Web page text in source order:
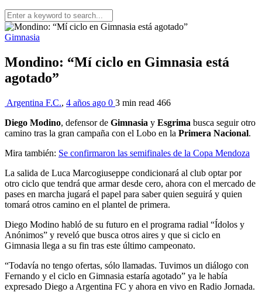
Gimnasia
Mondino: “Mí ciclo en Gimnasia está
agotado”
Argentina F.C., 4 años ago 0 3 min read 466
Diego Modino, defensor de Gimnasia y Esgrima busca seguir otro
camino tras la gran campaña con el Lobo en la Primera Nacional.
Mira también: Se confirmaron las semifinales de la Copa Mendoza
La salida de Luca Marcogiuseppe condicionará al club optar por
otro ciclo que tendrá que armar desde cero, ahora con el mercado de
pases en marcha jugará el papel para saber quien seguirá y quien
tomará otros camino en el plantel de primera.
Diego Modino habló de su futuro en el programa radial “Ídolos y
Anónimos” y reveló que busca otros aires y que si ciclo en
Gimnasia llega a su fin tras este último campeonato.
“Todavía no tengo ofertas, sólo llamadas. Tuvimos un diálogo con
Fernando y el ciclo en Gimnasia estaría agotado” ya le había
expresado Diego a Argentina FC y ahora en vivo en Radio Jornada.